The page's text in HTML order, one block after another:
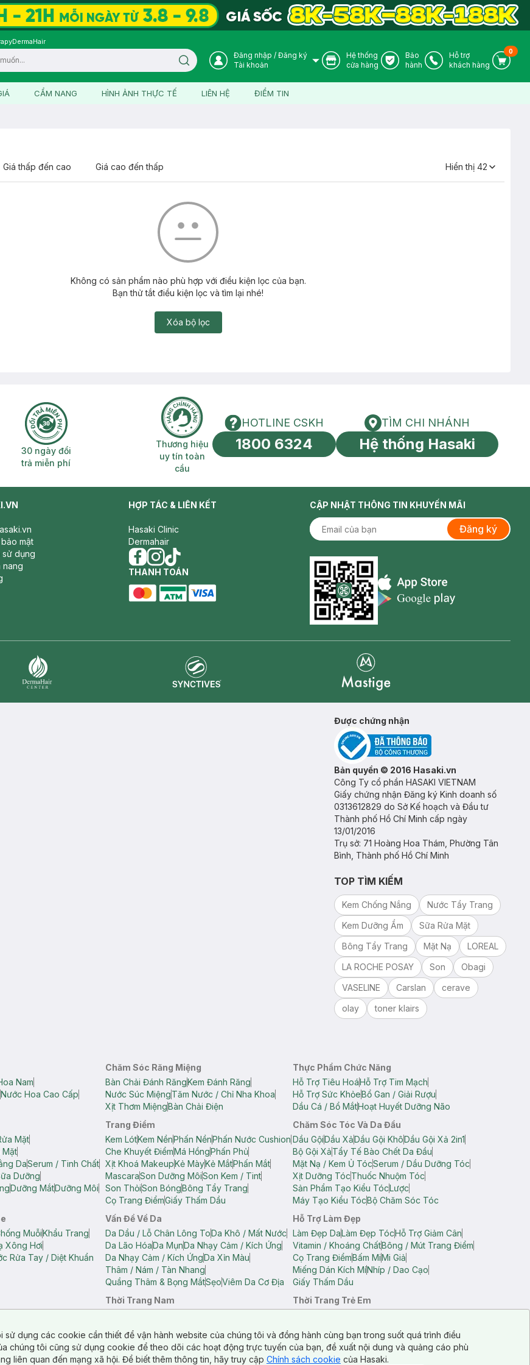
DermaHair
Search icon User Icon
Đăng nhập / Đăng ký
Tài khoản
Store Icon
Hệ thống
cửa hàng
Warranty Icon
Bảo
hành
Phone Icon
Hỗ trợ
khách hàng
Cart
0
CẨM NANG HÌNH ẢNH THỰC TẾ LIÊN HỆ ĐIỂM TIN
Giá thấp đến cao Giá cao đến thấp Hiển thị 42
Không có sản phẩm nào phù hợp với điều kiện lọc của bạn.
Bạn thử tắt điều kiện lọc và tìm lại nhé!
Xóa bộ lọc
2H 30 ngày đổi trả miễn phí
30 ngày đổi
trả miễn phí
Thương hiệu uy tín toàn cầu
Thương hiệu
uy tín toàn
cầu
HOTLINE CSKH
HOTLINE CSKH
1800 6324
Tìm chi nhánh
TÌM CHI NHÁNH
Hệ thống Hasaki
mật
dụng
nang
HỢP TÁC & LIÊN KẾT
Hasaki Clinic
Dermahair
facebook
instagram
tiktok
THANH TOÁN
CẬP NHẬT THÔNG TIN KHUYẾN MÃI
Đăng ký
Appstore icon
Được chứng nhận
Bản quyền © 2016 Hasaki.vn
Công Ty cổ phần HASAKI VIETNAM
Giấy chứng nhận Đăng ký Kinh doanh số
0313612829 do Sở Kế hoạch và Đầu tư
Thành phố Hồ Chí Minh cấp ngày
13/01/2016
Trụ sở: 71 Hoàng Hoa Thám, Phường Tân
Bình, Thành phố Hồ Chí Minh
TOP TÌM KIẾM
Kem Chống Nắng
Nước Tẩy Trang
Kem Dưỡng Ẩm
Sữa Rửa Mặt
Bông Tẩy Trang
Mặt Nạ
LOREAL
LA ROCHE POSAY
Son
Obagi
VASELINE
Carslan
cerave
olay
toner klairs
Nam
Nước Hoa Cao Cấp
Chăm Sóc Răng Miệng
Bàn Chải Đánh RăngKem Đánh Răng
Nước Súc MiệngTăm Nước / Chỉ Nha Khoa
Xịt Thơm MiệngBàn Chải Điện
Thực Phẩm Chức Năng
Hỗ Trợ Tiêu HoáHỗ Trợ Tim Mạch
Hỗ Trợ Sức KhỏeBổ Gan / Giải Rượu
Dầu Cá / Bổ MắtHoạt Huyết Dưỡng Não
Mặt
Mặt
DaSerum / Tinh Chất
Dưỡng
Dưỡng MắtDưỡng Môi
Trang Điểm
Kem LótKem NềnPhấn NềnPhấn Nước Cushion
Che Khuyết ĐiểmMá HồngPhấn Phủ
Xịt Khoá MakeupKẻ MàyKẻ MắtPhấn Mắt
MascaraSon Dưỡng MôiSon Kem / Tint
Son ThỏiSon BóngBông Tẩy Trang
Cọ Trang ĐiểmGiấy Thấm Dầu
Chăm Sóc Tóc Và Da Đầu
Dầu GộiDầu XảDầu Gội KhôDầu Gội Xả 2in1
Bộ Gội XảTẩy Tế Bào Chết Da Đầu
Mặt Nạ / Kem Ủ TócSerum / Dầu Dưỡng Tóc
Xịt Dưỡng TócThuốc Nhuộm Tóc
Sản Phẩm Tạo Kiểu TócLược
Máy Tạo Kiểu TócBộ Chăm Sóc Tóc
MuỗiKhẩu Trang
Xông Hơi
Rửa Tay / Diệt Khuẩn
Vấn Đề Về Da
Da Dầu / Lỗ Chân Lông ToDa Khô / Mất Nước
Da Lão HóaDa MụnDa Nhạy Cảm / Kích Ứng
Da Nhạy Cảm / Kích ỨngDa Xỉn Màu
Thâm / Nám / Tàn Nhang
Quầng Thâm & Bọng MắtSẹoViêm Da Cơ Địa
Hỗ Trợ Làm Đẹp
Làm Đẹp DaLàm Đẹp TócHỗ Trợ Giảm Cân
Vitamin / Khoáng ChấtBông / Mút Trang Điểm
Cọ Trang ĐiểmBấm MiMi Giả
Miếng Dán Kích MíNhíp / Dao Cạo
Giấy Thấm Dầu
Nữ
Thời Trang Nam
Thời Trang Trẻ Em
dụng các cookie cần thiết để vận hành website của chúng tôi và đồng hành cùng bạn trong suốt quá trình điều
chúng tôi cũng sử dụng cookie để theo dõi các hoạt động trực tuyến của bạn, đề xuất nội dung và quảng cáo phù
liên quan đến mạng xã hội. Để biết thêm thông tin, hãy truy cập Chính sách cookie của Hasaki.